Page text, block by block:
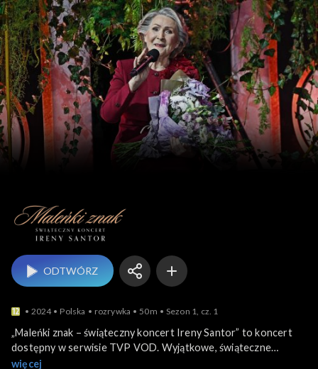
ODTWÓRZ
2024 Polska rozrywka 50m Sezon 1, cz. 1
„Maleńki znak – świąteczny koncert Ireny Santor” to koncert
dostępny w serwisie TVP VOD. Wyjątkowe, świąteczne
wydarzenie z okazji 90. urodzin artystki.
więcej